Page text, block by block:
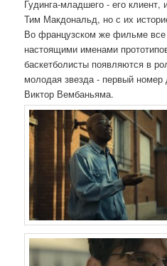
Гудинга-младшего - его клиент,
Тим Макдональд, но с их
Во французском же фильме
настоящими именами
баскетболисты появляются в
молодая звезда - первый
Виктор Вембаньяма.